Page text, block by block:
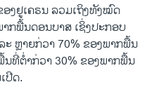
ງຢູເຄຣນ ລວມເຖິງທັງໝົດ
ກພື້ນດອນບາສ ເຊິ່ງປະກອບ
ະ ຫຼາຍກ່ວາ 70% ຂອງພາກພື້ນ
ນທີ່ຕໍ່າກ່ວາ 30% ຂອງພາກພື້ນ
ປີດ.